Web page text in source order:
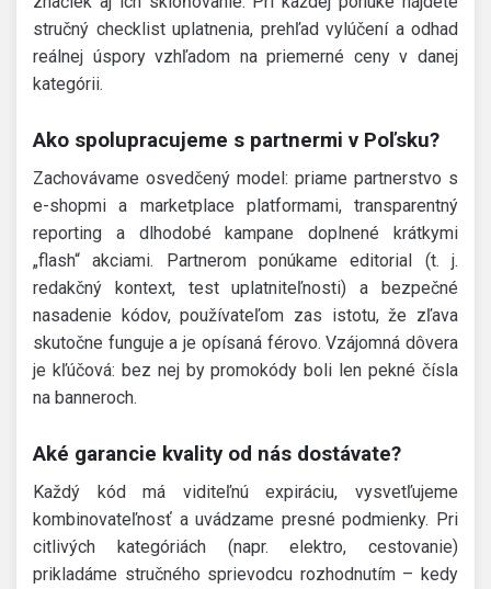
stručný checklist uplatnenia, prehľad vylúčení a odhad
reálnej úspory vzhľadom na priemerné ceny v danej
kategórii.
Ako spolupracujeme s partnermi v Poľsku?
Zachovávame osvedčený model: priame partnerstvo s
e-shopmi a marketplace platformami, transparentný
reporting a dlhodobé kampane doplnené krátkymi
„flash“ akciami. Partnerom ponúkame editorial (t. j.
redakčný kontext, test uplatniteľnosti) a bezpečné
nasadenie kódov, používateľom zas istotu, že zľava
skutočne funguje a je opísaná férovo. Vzájomná dôvera
je kľúčová: bez nej by promokódy boli len pekné čísla
na banneroch.
Aké garancie kvality od nás dostávate?
Každý kód má viditeľnú expiráciu, vysvetľujeme
kombinovateľnosť a uvádzame presné podmienky. Pri
citlivých kategóriách (napr. elektro, cestovanie)
prikladáme stručného sprievodcu rozhodnutím – kedy